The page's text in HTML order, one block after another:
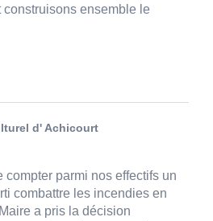
ensemble le
d' Achicourt
compter parmi nos effectifs un
combattre les incendies en
a pris la décision